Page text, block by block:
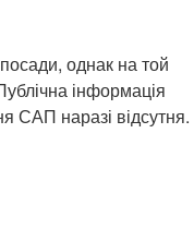
однак на той
інформація
САП наразі відсутня.